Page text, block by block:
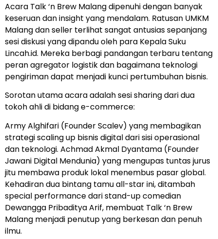
Acara Talk ‘n Brew Malang dipenuhi dengan banyak
keseruan dan insight yang mendalam. Ratusan UMKM
Malang dan seller terlihat sangat antusias sepanjang
sesi diskusi yang dipandu oleh para Kepala Suku
Lincah.id. Mereka berbagi pandangan terbaru tentang
peran agregator logistik dan bagaimana teknologi
pengiriman dapat menjadi kunci pertumbuhan bisnis.
Sorotan utama acara adalah sesi sharing dari dua
tokoh ahli di bidang e-commerce:
Army Alghifari (Founder Scalev) yang membagikan
strategi scaling up bisnis digital dari sisi operasional
dan teknologi. Achmad Akmal Dyantama (Founder
Jawani Digital Mendunia) yang mengupas tuntas jurus
jitu membawa produk lokal menembus pasar global.
Kehadiran dua bintang tamu all-star ini, ditambah
special performance dari stand-up comedian
Dewangga Pribaditya Arif, membuat Talk ‘n Brew
Malang menjadi penutup yang berkesan dan penuh
ilmu.